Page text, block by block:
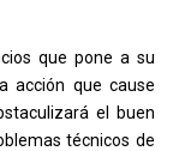
que pone a su
acción que cause
el buen
técnicos de